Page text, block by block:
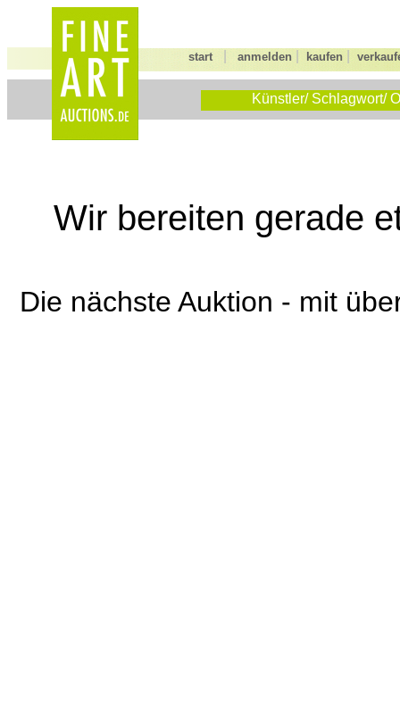
start anmelden kaufen
Künstler/ Schlagwort/
Wir bereiten gerade
Die nächste Auktion - mit